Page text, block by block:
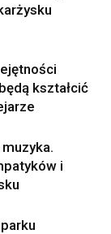
kształcić
i